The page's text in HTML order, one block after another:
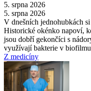
5. srpna 2026
5. srpna 2026
V dnešních jednohubkách
Historické okénko napoví,
jsou dobří gekončíci s
využívají bakterie v
Z medicíny